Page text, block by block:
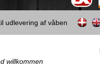
udlevering af våben
willkommen